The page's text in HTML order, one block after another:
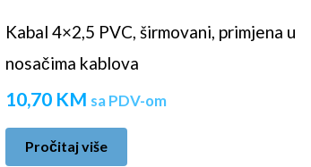
Kabal 4×2,5 PVC, širmovani, primjena u
nosačima kablova
10,70 KM sa PDV-om
Pročitaj više